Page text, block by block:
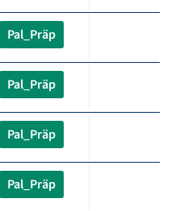
Pal_Präp
Pal_Präp
Pal_Präp
Pal_Präp